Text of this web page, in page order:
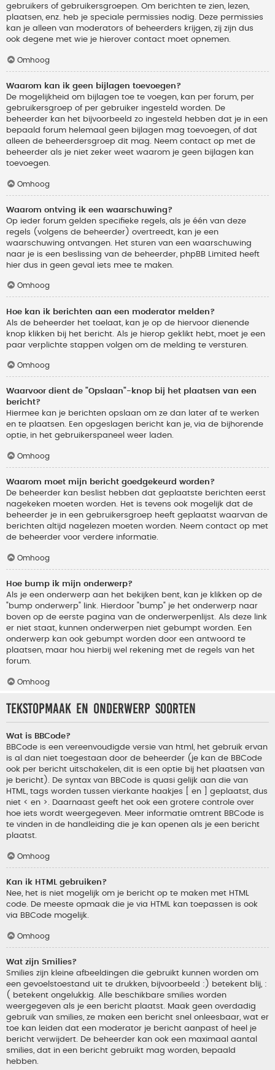
gebruikers of gebruikersgroepen. Om berichten te zien, lezen,
plaatsen, enz. heb je speciale permissies nodig. Deze permissies
kan je alleen van moderators of beheerders krijgen, zij zijn dus
ook degene met wie je hierover contact moet opnemen.
Omhoog
Waarom kan ik geen bijlagen toevoegen?
De mogelijkheid om bijlagen toe te voegen, kan per forum, per
gebruikersgroep of per gebruiker ingesteld worden. De
beheerder kan het bijvoorbeeld zo ingesteld hebben dat je in een
bepaald forum helemaal geen bijlagen mag toevoegen, of dat
alleen de beheerdersgroep dit mag. Neem contact op met de
beheerder als je niet zeker weet waarom je geen bijlagen kan
toevoegen.
Omhoog
Waarom ontving ik een waarschuwing?
Op ieder forum gelden specifieke regels, als je één van deze
regels (volgens de beheerder) overtreedt, kan je een
waarschuwing ontvangen. Het sturen van een waarschuwing
naar je is een beslissing van de beheerder, phpBB Limited heeft
hier dus in geen geval iets mee te maken.
Omhoog
Hoe kan ik berichten aan een moderator melden?
Als de beheerder het toelaat, kan je op de hiervoor dienende
knop klikken bij het bericht. Als je hierop geklikt hebt, moet je een
paar verplichte stappen volgen om de melding te versturen.
Omhoog
Waarvoor dient de "Opslaan"-knop bij het plaatsen van een
bericht?
Hiermee kan je berichten opslaan om ze dan later af te werken
en te plaatsen. Een opgeslagen bericht kan je, via de bijhorende
optie, in het gebruikerspaneel weer laden.
Omhoog
Waarom moet mijn bericht goedgekeurd worden?
De beheerder kan beslist hebben dat geplaatste berichten eerst
nagekeken moeten worden. Het is tevens ook mogelijk dat de
beheerder je in een gebruikersgroep heeft geplaatst waarvan de
berichten altijd nagelezen moeten worden. Neem contact op met
de beheerder voor verdere informatie.
Omhoog
Hoe bump ik mijn onderwerp?
Als je een onderwerp aan het bekijken bent, kan je klikken op de
"bump onderwerp" link. Hierdoor "bump" je het onderwerp naar
boven op de eerste pagina van de onderwerpenlijst. Als deze link
er niet staat, kunnen onderwerpen niet gebumpt worden. Een
onderwerp kan ook gebumpt worden door een antwoord te
plaatsen, maar hou hierbij wel rekening met de regels van het
forum.
Omhoog
Tekstopmaak en onderwerp soorten
Wat is BBCode?
BBCode is een vereenvoudigde versie van html, het gebruik ervan
is al dan niet toegestaan door de beheerder (je kan de BBCode
ook per bericht uitschakelen, dit is een optie bij het plaatsen van
je bericht). De syntax van BBCode is quasi gelijk aan die van
HTML, tags worden tussen vierkante haakjes [ en ] geplaatst, dus
niet < en >. Daarnaast geeft het ook een grotere controle over
hoe iets wordt weergegeven. Meer informatie omtrent BBCode is
te vinden in de handleiding die je kan openen als je een bericht
plaatst.
Omhoog
Kan ik HTML gebruiken?
Nee, het is niet mogelijk om je bericht op te maken met HTML
code. De meeste opmaak die je via HTML kan toepassen is ook
via BBCode mogelijk.
Omhoog
Wat zijn Smilies?
Smilies zijn kleine afbeeldingen die gebruikt kunnen worden om
een gevoelstoestand uit te drukken, bijvoorbeeld :) betekent blij, :
( betekent ongelukkig. Alle beschikbare smilies worden
weergegeven als je een bericht plaatst. Maak geen overdadig
gebruik van smilies, ze maken een bericht snel onleesbaar, wat er
toe kan leiden dat een moderator je bericht aanpast of heel je
bericht verwijdert. De beheerder kan ook een maximaal aantal
smilies, dat in een bericht gebruikt mag worden, bepaald
hebben.